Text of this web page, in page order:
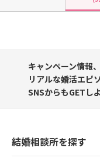
キャンペーン情報、
リアルな婚活エピ
SNSからもGETし
結婚相談所を探す